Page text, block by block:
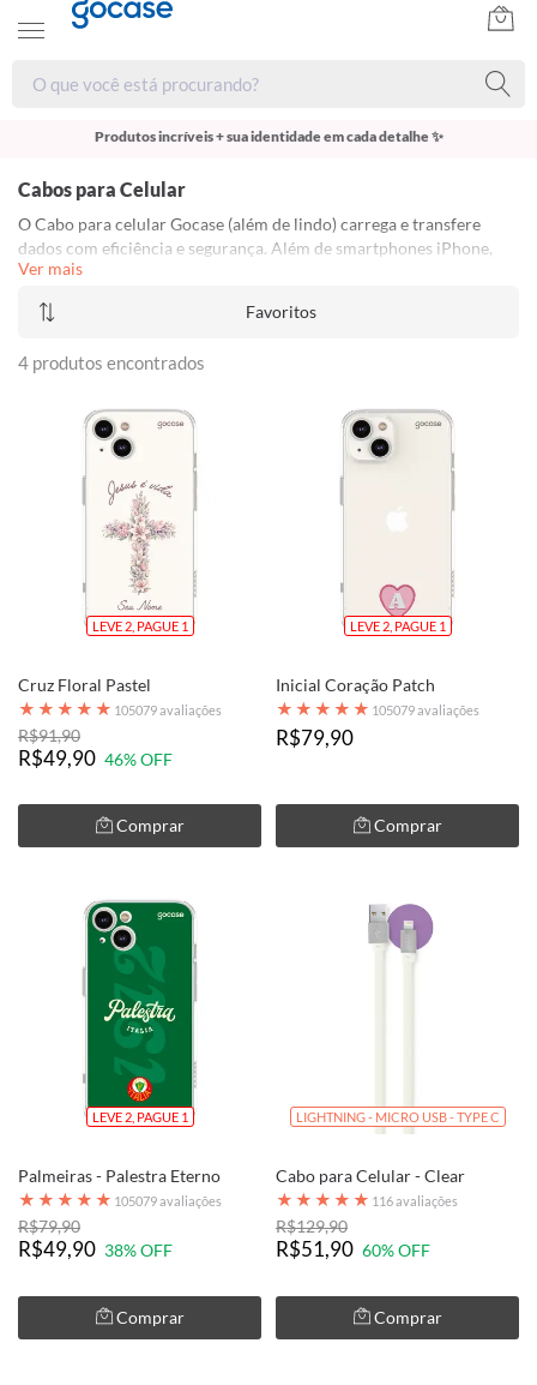
Produtos incríveis + sua identidade em cada detalhe ✨
Cabos para Celular
O Cabo para celular Gocase (além de lindo) carrega e transfere
dados com eficiência e segurança. Além de smartphones iPhone,
Samsung e Motorola, ele também é próprio para Câmeras GoPro,
USB Tipo C
para iPhone<3
Ver mais
Favoritos
4 produtos encontrados
LEVE 2, PAGUE 1
Cruz Floral Pastel
★ ★ ★ ★ ★ 105079 avaliações
R$91,90
R$49,90 46% OFF
Comprar
LEVE 2, PAGUE 1
Inicial Coração Patch
★ ★ ★ ★ ★ 105079 avaliações
R$79,90
Comprar
LEVE 2, PAGUE 1
Palmeiras - Palestra Eterno
★ ★ ★ ★ ★ 105079 avaliações
R$79,90
R$49,90 38% OFF
Comprar
LIGHTNING - MICRO USB - TYPE C
Cabo para Celular - Clear
★ ★ ★ ★ ★ 116 avaliações
R$129,90
R$51,90 60% OFF
Comprar